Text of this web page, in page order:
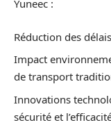
Yuneec :
Réduction des
Impact
de transport
Innovations
sécurité et